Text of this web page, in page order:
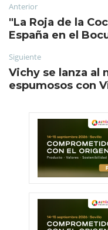
Anterior
"La Roja de la
España en el
Siguiente
Vichy se lanza al
espumosos con